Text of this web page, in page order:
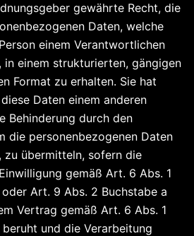
gewährte Recht, die
Daten, welche
einem Verantwortlichen
einem strukturierten, gängigen
Format zu erhalten. Sie hat
Daten einem anderen
Behinderung durch den
die personenbezogenen Daten
übermitteln, sofern die
gemäß Art. 6 Abs. 1
Art. 9 Abs. 2 Buchstabe a
Vertrag gemäß Art. 6 Abs. 1
und die Verarbeitung